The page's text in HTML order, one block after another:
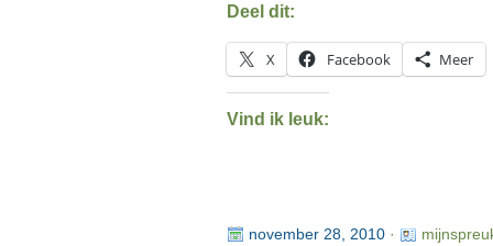
Deel dit:
X Facebook Meer
Vind ik leuk:
november 28, 2010·